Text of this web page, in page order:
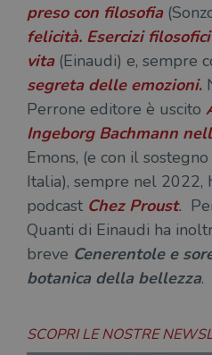
preso con filosofia
felicità. Esercizi
vita(Einaudi) e, sempre
segreta delle emozioni.
Perrone editore è uscito
Ingeborg Bachmann
Emons, (e con il
Italia), sempre nel 2022,
podcast Chez Proust.
Quanti di Einaudi ha
breve Cenerentole e
botanica della bellezza.
SCOPRI LE NOSTRE